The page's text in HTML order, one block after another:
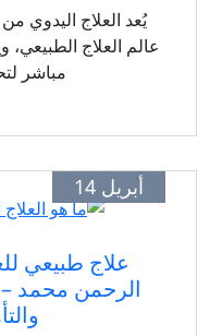
يُعد العلاج اليدوي
عالم العلاج
مباشر
أبريل 14
علاج طبيعي
الرحمن محمد –